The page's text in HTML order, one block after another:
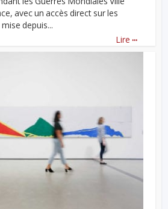
avec un accès direct sur les
depuis...
Lire ...